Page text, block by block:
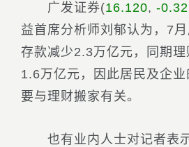
广发证券(16.120, -0.32
益首席分析师刘郁认为，7
存款减少2.3万亿元，同期理
1.6万亿元，因此居民及企
要与理财搬家有关。
也有业内人士对记者表示